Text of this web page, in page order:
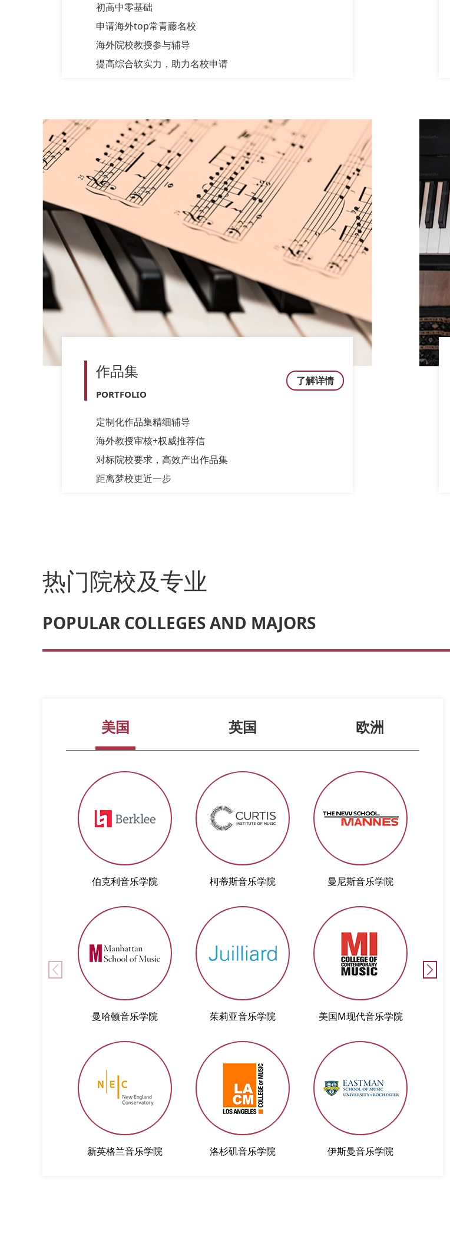
初高中零基础
申请海外top常青藤名校
海外院校教授参与辅导
提高综合软实力，助力名校申请
作品集
PORTFOLIO
了解详情
定制化作品集精细辅导
海外教授审核+权威推荐信
对标院校要求，高效产出作品集
距离梦校更近一步
热门院校及专业
POPULAR COLLEGES AND MAJORS
美国 英国 欧洲
伯克利音乐学院 柯蒂斯音乐学院 曼尼斯音乐学院
曼哈顿音乐学院 茱莉亚音乐学院 美国M现代音乐学院
新英格兰音乐学院 洛杉矶音乐学院 伊斯曼音乐学院